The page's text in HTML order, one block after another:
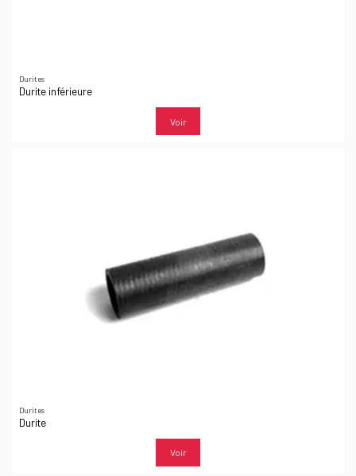
Durites
Durite inférieure
Voir
Durites
Durite
Voir